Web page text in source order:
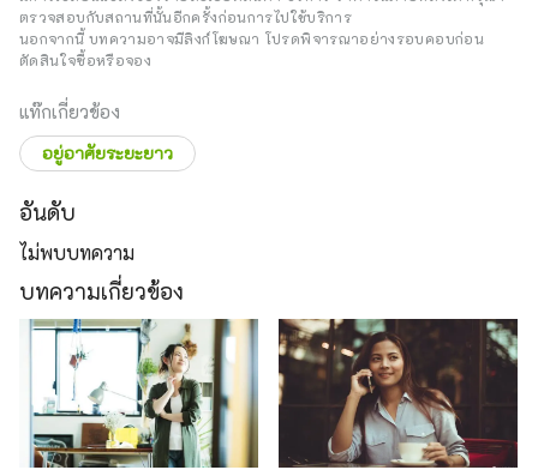
ตรวจสอบกับสถานที่นั้นอีกครั้งก่อนการไปใช้บริการ
นอกจากนี้ บทความอาจมีลิงก์โฆษณา โปรดพิจารณาอย่างรอบคอบก่อน
ตัดสินใจซื้อหรือจอง
แท๊กเกี่ยวข้อง
อยู่อาศัยระยะยาว
อันดับ
ไม่พบบทความ
บทความเกี่ยวข้อง